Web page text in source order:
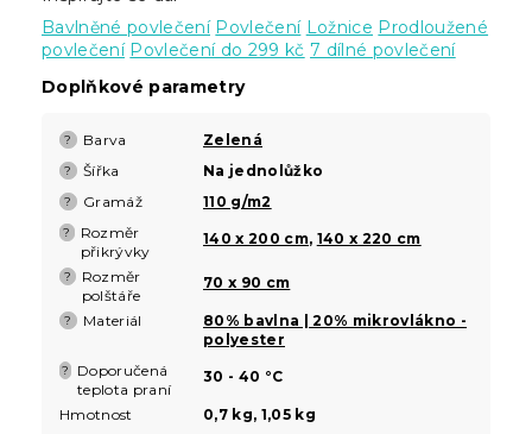
Bavlněné povlečení Povlečení Ložnice Prodloužené
povlečení Povlečení do 299 kč 7 dílné povlečení
Doplňkové parametry
? Barva Zelená
? Šířka Na jednolůžko
? Gramáž 110 g/m2
?
Rozměr
přikrývky
140 x 200 cm, 140 x 220 cm
?
Rozměr
polštáře
70 x 90 cm
? Materiál
80% bavlna | 20% mikrovlákno -
polyester
?
Doporučená
teplota praní
30 - 40 °C
Hmotnost 0,7 kg, 1,05 kg